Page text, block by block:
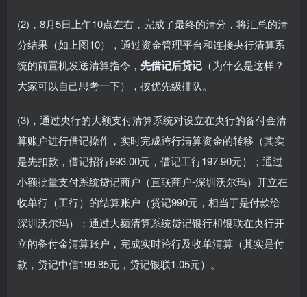
(2)，8月5日上午10点左右，完成了最终的清分，将汇总的清
分结果（如上图10），通过资金管理平台和连接央行清算系
统的前置机发送清算指令， 先借记后贷记 （为什么是这样？
大家可以自己思考一下），按优先级排队。
(3)，通过央行的大额支付清算系统对设立在央行的备付金清
算账户进行借记操作，实时完成跨行清算资金的转移（其实
是先扣款，借记招行993.00元，借记工行197.90元）；通过
小额批量支付系统贷记商户（直联商户-深圳沃尔玛）开立在
收单行（工行）的结算账户（贷记990元，相当于是付款给
深圳沃尔玛）；通过大额清算系统贷记银行和银联在央行开
立的备付金清算账户，完成实时跨行及收单清算（其实是付
款，贷记中信199.85元，贷记银联1.05元）。